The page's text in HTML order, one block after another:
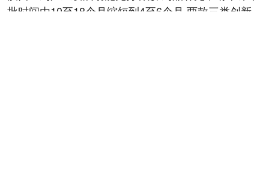
批时间由10至18个月缩短到4至6个月 两款三类创新